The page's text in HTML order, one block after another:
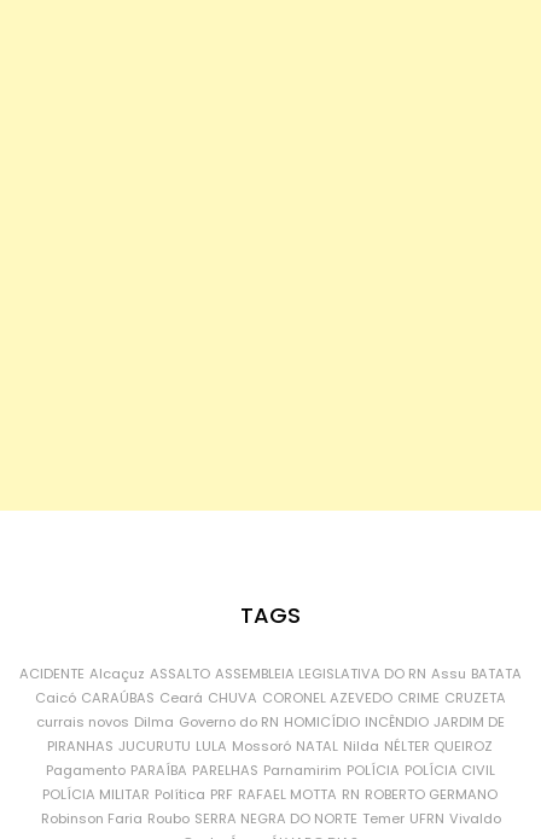
TAGS
ACIDENTE Alcaçuz ASSALTO ASSEMBLEIA LEGISLATIVA DO RN Assu BATATA
Caicó CARAÚBAS Ceará CHUVA CORONEL AZEVEDO CRIME CRUZETA
currais novos Dilma Governo do RN HOMICÍDIO INCÊNDIO JARDIM DE
PIRANHAS JUCURUTU LULA Mossoró NATAL Nilda NÉLTER QUEIROZ
Pagamento PARAÍBA PARELHAS Parnamirim POLÍCIA POLÍCIA CIVIL
POLÍCIA MILITAR Política PRF RAFAEL MOTTA RN ROBERTO GERMANO
Robinson Faria Roubo SERRA NEGRA DO NORTE Temer UFRN Vivaldo